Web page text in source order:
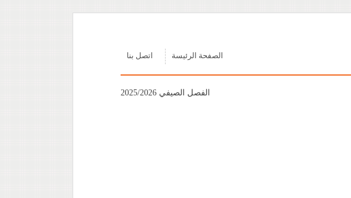
اتصل بنا الصفحة الرئيسة
الفصل الصيفي 2025/2026